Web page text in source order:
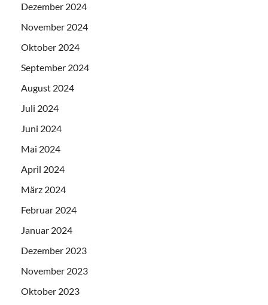
Dezember 2024
November 2024
Oktober 2024
September 2024
August 2024
Juli 2024
Juni 2024
Mai 2024
April 2024
März 2024
Februar 2024
Januar 2024
Dezember 2023
November 2023
Oktober 2023